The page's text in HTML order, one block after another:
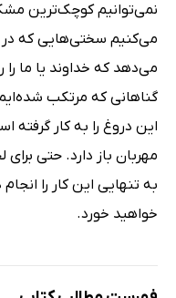
نمی‌توانیم کوچک‌ترین
می‌کنیم سختی‌هایی که در
می‌دهد که خداوند یا ما را
گناهانی که مرتکب
این دروغ را به کار گرفته
مهربان باز دارد. حتی
به تنهایی این کار را
خواهید خورد.